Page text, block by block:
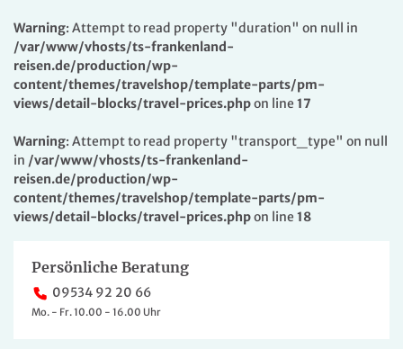
Warning: Attempt to read property "duration" on null in
/var/www/vhosts/ts-frankenland-
reisen.de/production/wp-
content/themes/travelshop/template-parts/pm-
views/detail-blocks/travel-prices.phpon line 17
Warning: Attempt to read property "transport_type" on null
in /var/www/vhosts/ts-frankenland-
reisen.de/production/wp-
content/themes/travelshop/template-parts/pm-
views/detail-blocks/travel-prices.phpon line 18
Persönliche Beratung
09534 92 20 66
Mo. - Fr. 10.00 - 16.00 Uhr